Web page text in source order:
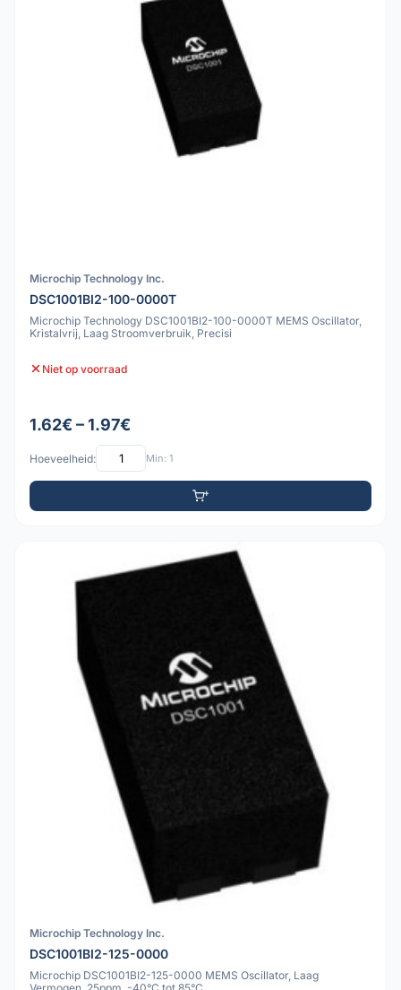
Microchip Technology Inc.
DSC1001BI2-100-0000T
Microchip Technology DSC1001BI2-100-0000T MEMS Oscillator,
Kristalvrij, Laag Stroomverbruik, Precisi
Niet op voorraad
1.62€ – 1.97€
Hoeveelheid: Min: 1
Microchip Technology Inc.
DSC1001BI2-125-0000
Microchip DSC1001BI2-125-0000 MEMS Oscillator, Laag